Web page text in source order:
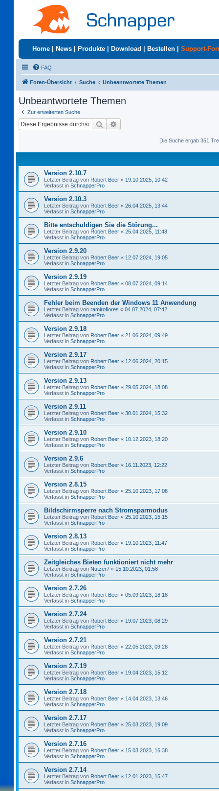
Home News Produkte Download Bestellen Support-
FAQ
Foren-Übersicht Suche Unbeantwortete Themen
Unbeantwortete Themen
Zur erweiterten Suche
Suche
Die Suche ergab 351
Version 2.10.7
Letzter Beitrag von Robert Beer « 19.10.2025, 10:42
Verfasst in SchnapperPro
Version 2.10.3
Letzter Beitrag von Robert Beer « 26.04.2025, 13:44
Verfasst in SchnapperPro
Bitte entschuldigen Sie die Störung...
Letzter Beitrag von Robert Beer « 25.04.2025, 11:48
Verfasst in SchnapperPro
Version 2.9.20
Letzter Beitrag von Robert Beer « 12.07.2024, 19:05
Verfasst in SchnapperPro
Version 2.9.19
Letzter Beitrag von Robert Beer « 08.07.2024, 09:14
Verfasst in SchnapperPro
Fehler beim Beenden der Windows 11 Anwendung
Letzter Beitrag von ramiroflores « 04.07.2024, 07:42
Verfasst in SchnapperPro
Version 2.9.18
Letzter Beitrag von Robert Beer « 21.06.2024, 09:49
Verfasst in SchnapperPro
Version 2.9.17
Letzter Beitrag von Robert Beer « 12.06.2024, 20:15
Verfasst in SchnapperPro
Version 2.9.13
Letzter Beitrag von Robert Beer « 29.05.2024, 18:08
Verfasst in SchnapperPro
Version 2.9.11
Letzter Beitrag von Robert Beer « 30.01.2024, 15:32
Verfasst in SchnapperPro
Version 2.9.10
Letzter Beitrag von Robert Beer « 10.12.2023, 18:20
Verfasst in SchnapperPro
Version 2.9.6
Letzter Beitrag von Robert Beer « 16.11.2023, 12:22
Verfasst in SchnapperPro
Version 2.8.15
Letzter Beitrag von Robert Beer « 25.10.2023, 17:08
Verfasst in SchnapperPro
Bildschirmsperre nach Stromsparmodus
Letzter Beitrag von Robert Beer « 25.10.2023, 15:15
Verfasst in SchnapperPro
Version 2.8.13
Letzter Beitrag von Robert Beer « 19.10.2023, 11:47
Verfasst in SchnapperPro
Zeitgleiches Bieten funktioniert nicht mehr
Letzter Beitrag von Nutzer7 « 15.10.2023, 01:58
Verfasst in SchnapperPro
Version 2.7.26
Letzter Beitrag von Robert Beer « 05.09.2023, 18:18
Verfasst in SchnapperPro
Version 2.7.24
Letzter Beitrag von Robert Beer « 19.07.2023, 08:29
Verfasst in SchnapperPro
Version 2.7.21
Letzter Beitrag von Robert Beer « 22.05.2023, 09:28
Verfasst in SchnapperPro
Version 2.7.19
Letzter Beitrag von Robert Beer « 19.04.2023, 15:12
Verfasst in SchnapperPro
Version 2.7.18
Letzter Beitrag von Robert Beer « 14.04.2023, 13:46
Verfasst in SchnapperPro
Version 2.7.17
Letzter Beitrag von Robert Beer « 25.03.2023, 19:09
Verfasst in SchnapperPro
Version 2.7.16
Letzter Beitrag von Robert Beer « 15.03.2023, 16:38
Verfasst in SchnapperPro
Version 2.7.14
Letzter Beitrag von Robert Beer « 12.01.2023, 15:47
Verfasst in SchnapperPro